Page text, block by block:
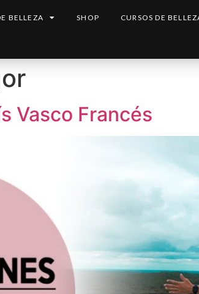
BELLEZA SHOP CURSOS DE
Vasco Francés